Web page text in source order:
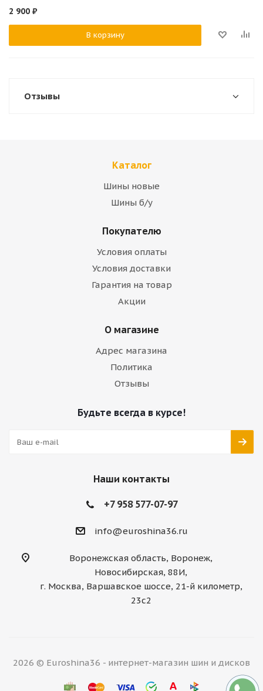
2 900 ₽
В корзину
Отзывы
Каталог
Шины новые
Шины б/у
Покупателю
Условия оплаты
Условия доставки
Гарантия на товар
Акции
О магазине
Адрес магазина
Политика
Отзывы
Будьте всегда в курсе!
Наши контакты
+7 958 577-07-97
info@euroshina36.ru
Воронежская область, Воронеж,
Новосибирская, 88И,
г. Москва, Варшавское шоссе, 21-й километр,
23с2
2026 © Euroshina36 - интернет-магазин шин и дисков